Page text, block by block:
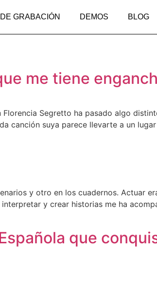
GRABACIÓN DEMOS BLOG
me tiene
Segretto ha pasado algo
canción suya parece llevarte a un
y otro en los cuadernos. Actuar
y crear historias me ha
que